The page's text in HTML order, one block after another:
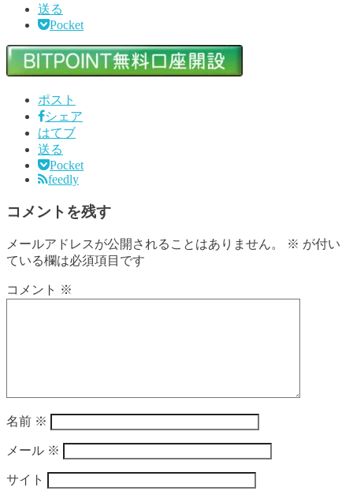
送る
Pocket
ポスト
シェア
はてブ
送る
Pocket
feedly
コメントを残す
メールアドレスが公開されることはありません。 ※ が付い
ている欄は必須項目です
コメント ※
名前 ※
メール ※
サイト